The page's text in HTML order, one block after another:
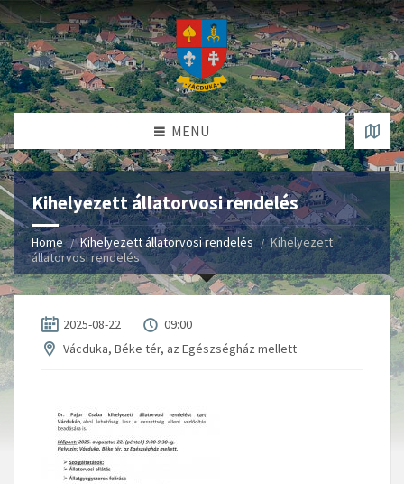
MENU
Kihelyezett állatorvosi rendelés
Home Kihelyezett állatorvosi rendelés
Kihelyezett
állatorvosi rendelés
2025-08-22
09:00
Vácduka, Béke tér, az Egészségház mellett